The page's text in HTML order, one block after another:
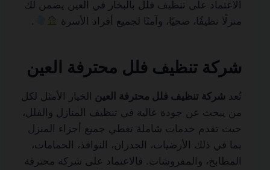
الاعتماد على تنظيف فلل بالبخار في العين يضمن لك
منزلًا نظيفًا، صحيًا، وآمنًا لجميع أفراد الأسرة
.
شركة تنظيف فلل محترفة العين
تُعد شركة تنظيف فلل محترفة العين الخيار الأمثل لكل
من يبحث عن جودة عالية في تنظيف المنازل والفلل،
حيث تقدم خدمات شاملة تغطي جميع أجزاء المنزل
بما في ذلك الأرضيات، الجدران، النوافذ، الحمامات،
المطابخ، والمفروشات. فالاعتماد على شركة محترفة